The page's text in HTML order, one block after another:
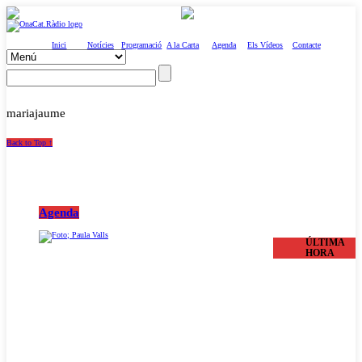
Inici Notícies Programació A la Carta Agenda Els Vídeos Contacte
mariajaume
Back to Top ↑
Agenda
ÚLTIMA
HORA